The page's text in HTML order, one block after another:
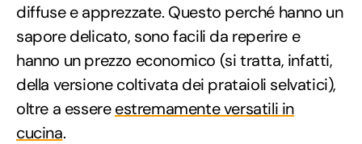
diffuse e apprezzate. Questo perché hanno un
sapore delicato, sono facili da reperire e
hanno un prezzo economico (si tratta, infatti,
della versione coltivata dei prataioli selvatici),
oltre a essereestremamente versatili in
cucina.